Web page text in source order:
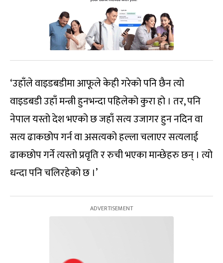
‘उहाँले वाइडबडीमा आफूले केही गरेको पनि छैन त्यो
वाइडबडी उहाँ मन्त्री हुनभन्दा पहिलेको कुरा हो । तर, पनि
नेपाल यस्तो देश भएको छ जहाँ सत्य उजागर हुन नदिन वा
सत्य ढाकछोप गर्न वा असत्यको हल्ला चलाएर सत्यलाई
ढाकछोप गर्ने त्यस्तो प्रवृति र रुची भएका मान्छेहरु छन् । त्यो
धन्दा पनि चलिरहेको छ ।’